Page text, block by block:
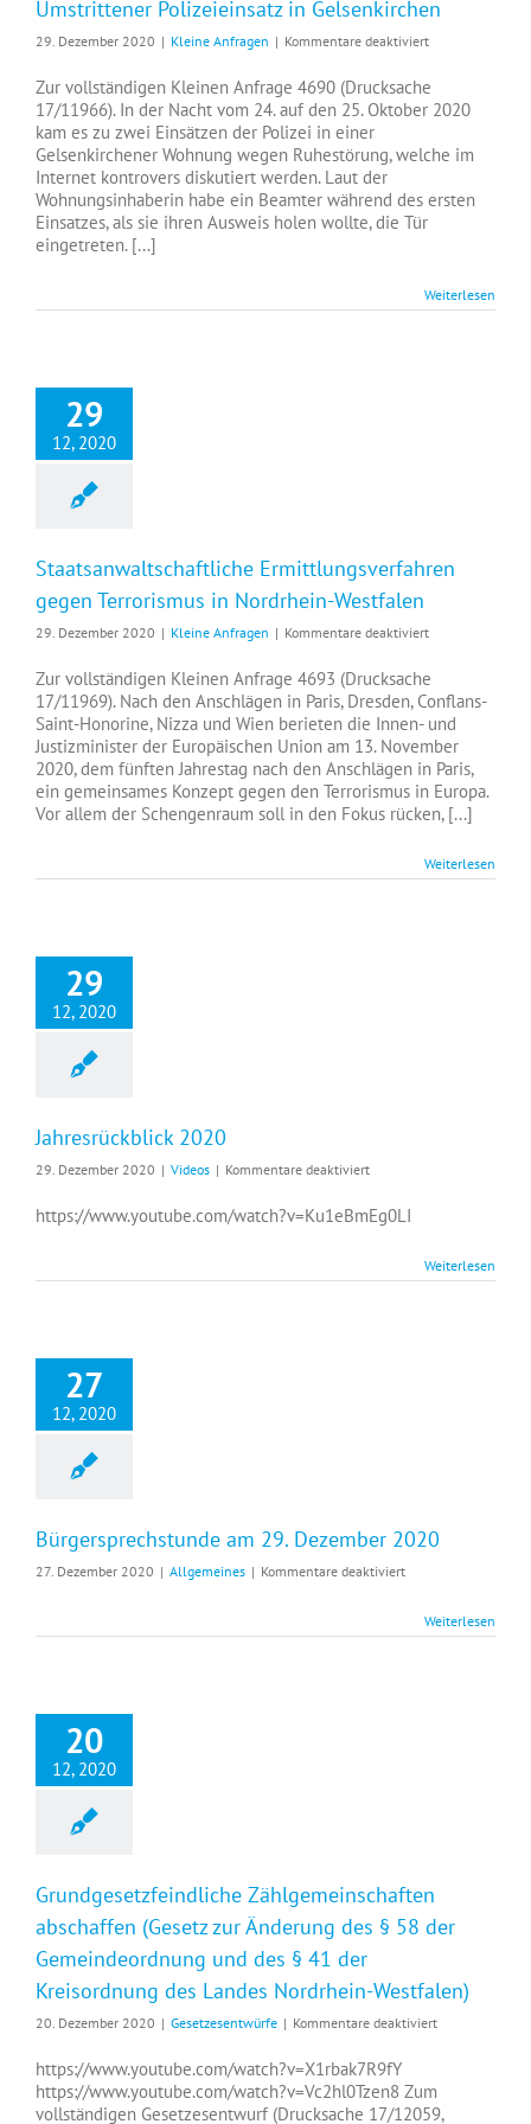
Umstrittener Polizeieinsatz in Gelsenkirchen
29. Dezember 2020 | Kleine Anfragen | Kommentare deaktiviertfür
Polizeieinsatz
in
Zur vollständigen Kleinen Anfrage 4690 (Drucksache
17/11966). In der Nacht vom 24. auf den 25. Oktober 2020
kam es zu zwei Einsätzen der Polizei in einer
Gelsenkirchener Wohnung wegen Ruhestörung, welche im
Internet kontrovers diskutiert werden. Laut der
Wohnungsinhaberin habe ein Beamter während des ersten
Einsatzes, als sie ihren Ausweis holen wollte, die Tür
eingetreten. [...]
Weiterlesen
29
12, 2020
Staatsanwaltschaftliche Ermittlungsverfahren
gegen Terrorismus in Nordrhein-Westfalen
29. Dezember 2020 | Kleine Anfragen | Kommentare deaktiviertfür
gegen
Terrorismus
in
Nordrhein-
Westfalen
Zur vollständigen Kleinen Anfrage 4693 (Drucksache
17/11969). Nach den Anschlägen in Paris, Dresden, Conflans-
Saint-Honorine, Nizza und Wien berieten die Innen- und
Justizminister der Europäischen Union am 13. November
2020, dem fünften Jahrestag nach den Anschlägen in Paris,
ein gemeinsames Konzept gegen den Terrorismus in Europa.
Vor allem der Schengenraum soll in den Fokus rücken, [...]
Weiterlesen
29
12, 2020
Jahresrückblick 2020
29. Dezember 2020 | Videos | Kommentare deaktiviertfür
2020
https://www.youtube.com/watch?v=Ku1eBmEg0LI
Weiterlesen
27
12, 2020
Bürgersprechstunde am 29. Dezember 2020
27. Dezember 2020 | Allgemeines | Kommentare deaktiviertfür
29.
Weiterlesen
20
12, 2020
Grundgesetzfeindliche Zählgemeinschaften
abschaffen (Gesetz zur Änderung des § 58 der
Gemeindeordnung und des § 41 der
Kreisordnung des Landes Nordrhein-Westfalen)
20. Dezember 2020 | Gesetzesentwürfe | Kommentare deaktiviertfür
(Gesetz
https://www.youtube.com/watch?v=X1rbak7R9fY
https://www.youtube.com/watch?v=Vc2hl0Tzen8 Zum
vollständigen Gesetzesentwurf (Drucksache 17/12059,